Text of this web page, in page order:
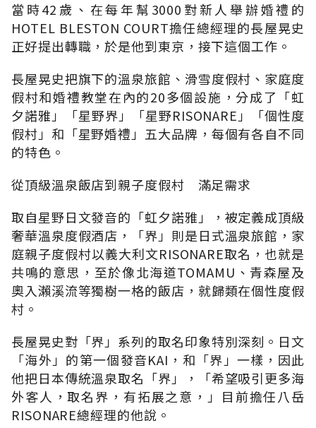
當時42歲、在每年幫3000對新人舉辦婚禮的
HOTEL BLESTON COURT擔任總經理的長屋晃史
正好提出轉職，於是他到東京，接下這個工作。
長屋晃史把旗下的溫泉旅館、滑雪度假村、家庭度
假村和婚禮教堂在內的20多個設施，分成了「虹
夕諾雅」「星野界」「星野RISONARE」「個性度
假村」和「星野婚禮」五大品牌，每個有各自不同
的特色。
從頂級溫泉飯店到親子度假村 滿足需求
取自星野日文發音的「虹夕諾雅」，被定義成頂級
奢華溫泉度假酒店，「界」則是日式溫泉旅館，家
庭親子度假村以義大利文RISONARE取名，也就是
共鳴的意思，至於像北海道TOMAMU、青森屋及
奧入瀨溪流等獨樹一格的飯店，就歸類在個性度假
村。
長屋晃史對「界」系列的取名印象特別深刻。日文
「海外」的第一個發音KAI，和「界」一樣，因此
他把日本傳統溫泉取名「界」，「希望吸引更多海
外客人，取名界，有拓展之意，」目前擔任八岳
RISONARE總經理的他說。